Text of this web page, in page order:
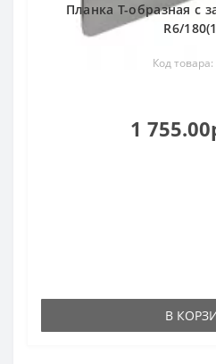
Планка Т-образная с
R6/
Код
1
В